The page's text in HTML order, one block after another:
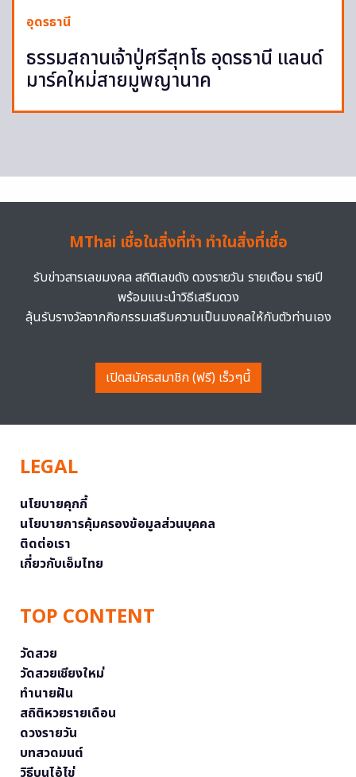
อุดรธานี
ธรรมสถานเจ้าปู่ศรีสุทโธ อุดรธานี แลนด์
มาร์คใหม่สายมูพญานาค
MThai เชื่อในสิ่งที่ทำ ทำในสิ่งที่เชื่อ
รับข่าวสารเลขมงคล สถิติเลขดัง ดวงรายวัน รายเดือน รายปี
พร้อมแนะนำวิธีเสริมดวง
ลุ้นรับรางวัลจากกิจกรรมเสริมความเป็นมงคลให้กับตัวท่านเอง
เปิดสมัครสมาชิก (ฟรี) เร็วๆนี้
LEGAL
นโยบายคุกกี้
นโยบายการคุ้มครองข้อมูลส่วนบุคคล
ติดต่อเรา
เกี่ยวกับเอ็มไทย
TOP CONTENT
วัดสวย
วัดสวยเชียงใหม่
ทำนายฝัน
สถิติหวยรายเดือน
ดวงรายวัน
บทสวดมนต์